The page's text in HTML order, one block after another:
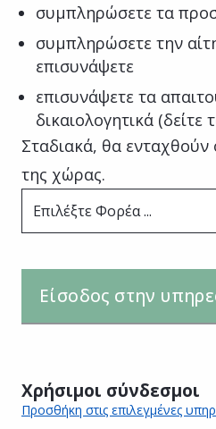
συμπληρώσετε τα
συμπληρώσετε την
επισυνάψετε
επισυνάψετε τα
δικαιολογητικά (δείτε
Σταδιακά, θα ενταχθούν
της χώρας.
Επιλέξτε Φορέα ...
Είσοδος στην
Χρήσιμοι σύνδεσμοι
Προσθήκη στις επιλεγμένες